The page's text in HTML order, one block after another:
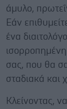
άμυλο,
Εάν
ένα
σας, που θα
σταδιακά και
Κλείνοντας,